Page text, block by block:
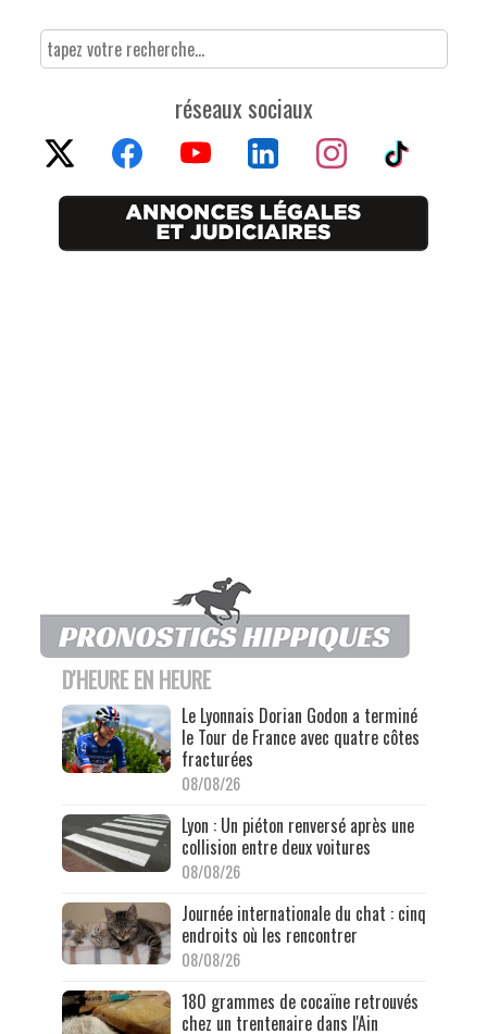
réseaux sociaux
D'HEURE EN HEURE
Le Lyonnais Dorian Godon a terminé
le Tour de France avec quatre côtes
fracturées
08/08/26
Lyon : Un piéton renversé après une
collision entre deux voitures
08/08/26
Journée internationale du chat : cinq
endroits où les rencontrer
08/08/26
180 grammes de cocaïne retrouvés
chez un trentenaire dans l'Ain